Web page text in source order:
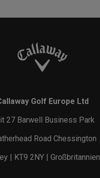
Golf Europe Ltd
27 Barwell Business Park
Road Chessington
| KT9 2NY | Großbritannien